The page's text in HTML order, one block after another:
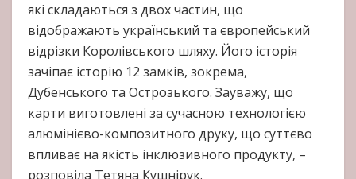
які складаються з двох частин, що
відображають український та європейський
відрізки Королівського шляху. Його історія
зачіпає історію 12 замків, зокрема,
Дубенського та Острозького. Зауважу, що
карти виготовлені за сучасною технологією
алюмінієво-композитного друку, що суттєво
впливає на якість інклюзивного продукту, –
розповіла Тетяна Кушнірук.